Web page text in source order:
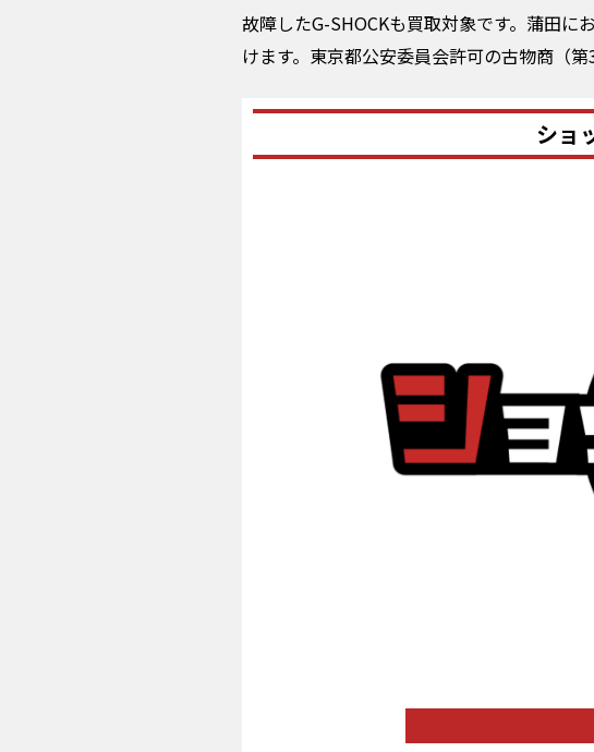
故障したG-SHOCKも買取対象です。蒲田
けます。東京都公安委員会許可の古物商（
ショ